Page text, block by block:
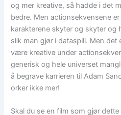
og mer kreative, så hadde i det
bedre. Men actionsekvensene
karakterene skyter og skyter og
slik man gjør i dataspill. Men det
være kreative under
generisk og hele universet
å begrave karrieren til Adam
orker ikke mer!
Skal du se en film som gjør